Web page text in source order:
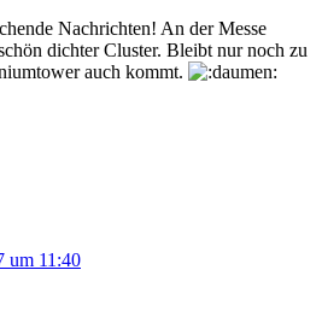
Nachrichten! An der Messe
dichter Cluster. Bleibt nur noch zu
auch kommt.
um 11:40